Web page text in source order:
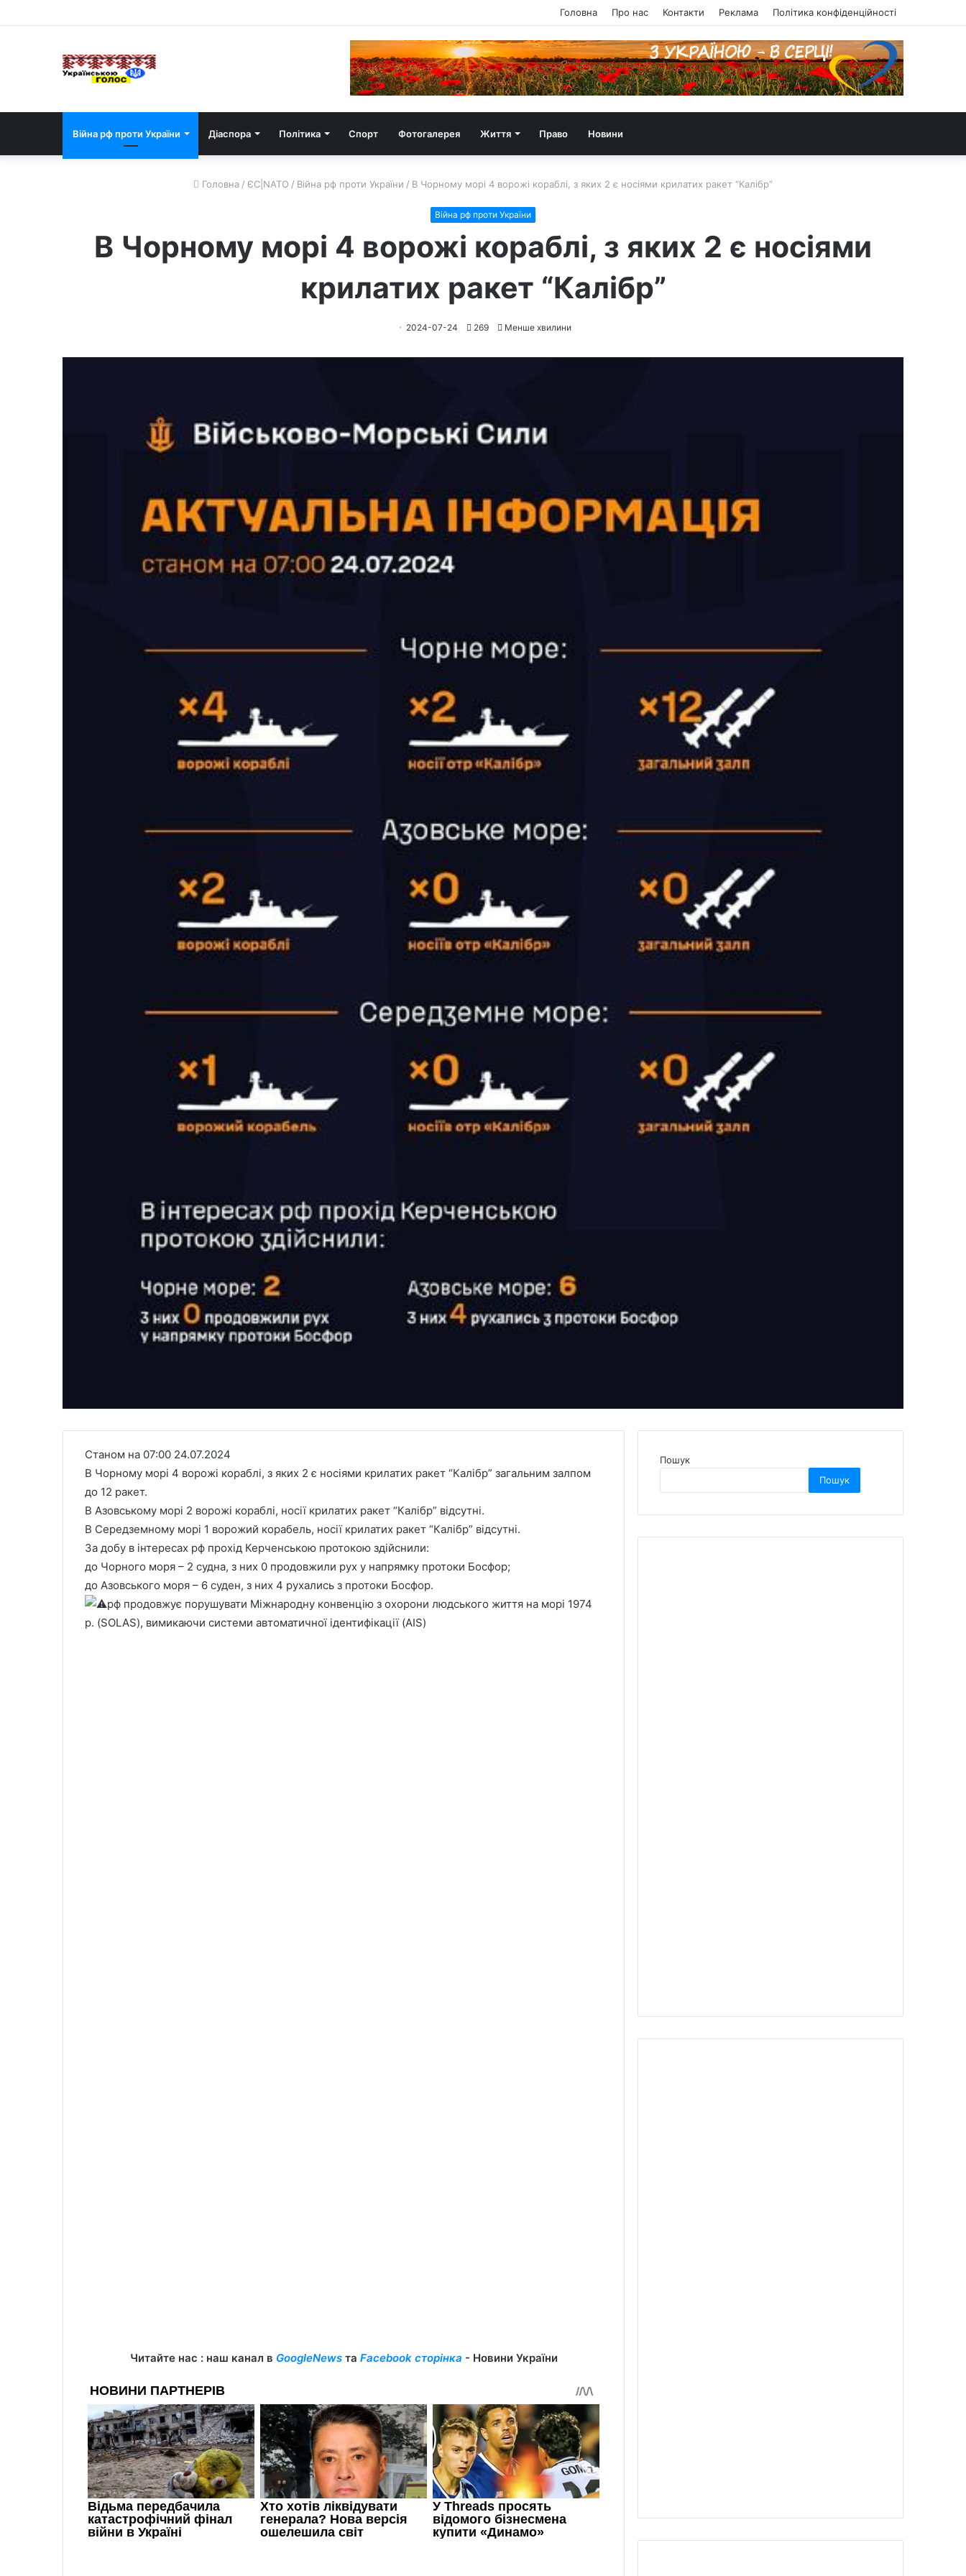
Головна Про нас Контакти Реклама Політика конфіденційності
Війна рф проти України Діаспора Політика Спорт Фотогалерея Життя Право Новини
Головна / ЄС|NATO / Війна рф проти України / В Чорному морі 4 ворожі кораблі, з яких 2 є носіями крилатих ракет “Калібр”
Війна рф проти України
В Чорному морі 4 ворожі кораблі, з яких 2 є носіями
крилатих ракет “Калібр”
2024-07-24 269 Менше хвилини
Станом на 07:00 24.07.2024
В Чорному морі 4 ворожі кораблі, з яких 2 є носіями крилатих ракет “Калібр” загальним залпом
до 12 ракет.
В Азовському морі 2 ворожі кораблі, носії крилатих ракет “Калібр” відсутні.
В Середземному морі 1 ворожий корабель, носії крилатих ракет “Калібр” відсутні.
За добу в інтересах рф прохід Керченською протокою здійснили:
до Чорного моря – 2 судна, з них 0 продовжили рух у напрямку протоки Босфор;
до Азовського моря – 6 суден, з них 4 рухались з протоки Босфор.
рф продовжує порушувати Міжнародну конвенцію з охорони людського життя на морі 1974
р. (SOLAS), вимикаючи системи автоматичної ідентифікації (AIS)
Читайте нас : наш канал в GoogleNewsта Facebook сторінка - Новини України
Пошук
Пошук